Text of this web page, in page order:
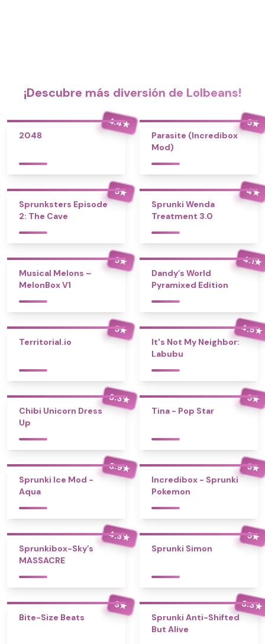
¡Descubre más diversión de Lolbeans!
4.4★
2048
5★
Parasite (Incredibox
Mod)
5★
Sprunksters Episode
2: The Cave
4★
Sprunki Wenda
Treatment 3.0
5★
Musical Melons –
MelonBox V1
4.1★
Dandy’s World
Pyramixed Edition
5★
Territorial.io
4.5★
It's Not My Neighbor:
Labubu
3.3★
Chibi Unicorn Dress
Up
5★
Tina - Pop Star
3.9★
Sprunki Ice Mod -
Aqua
5★
Incredibox - Sprunki
Pokemon
4.3★
Sprunkibox-Sky’s
MASSACRE
5★
Sprunki Simon
3★
Bite-Size Beats
3.3★
Sprunki Anti-Shifted
But Alive